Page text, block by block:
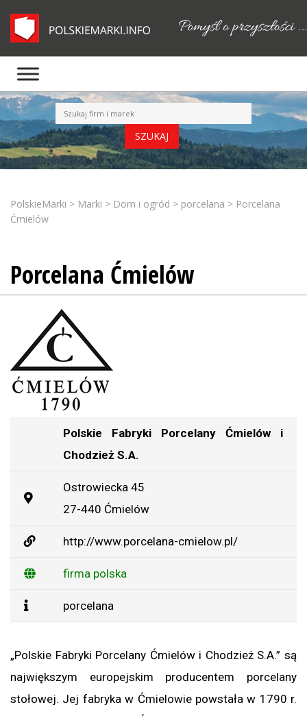
PolskieMarki > Marki > Dom i ogród > porcelana > Porcelana
Ćmielów
Porcelana Ćmielów
Polskie Fabryki Porcelany Ćmielów i
Chodzież S.A.
Ostrowiecka 45
27-440 Ćmielów
http://www.porcelana-cmielow.pl/
firma polska
porcelana
„Polskie Fabryki Porcelany Ćmielów i Chodzież S.A.” są
największym europejskim producentem porcelany
stołowej. Jej fabryka w Ćmielowie powstała w 1790 r.